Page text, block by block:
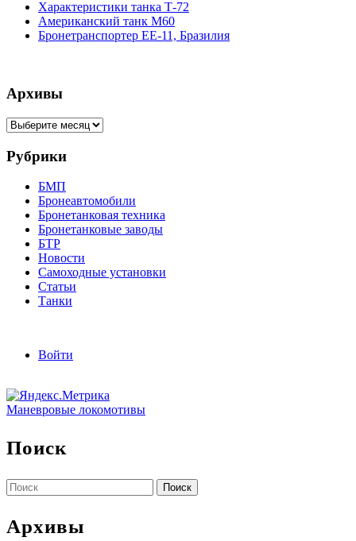
Характеристики танка Т-72
Американский танк М60
Бронетранспортер EE-11, Бразилия
Архивы
Архивы
Рубрики
БМП
Бронеавтомобили
Бронетанковая техника
Бронетанковые заводы
БТР
Новости
Самоходные установки
Статьи
Танки
Войти
Маневровые локомотивы
Поиск
Найти:
Архивы